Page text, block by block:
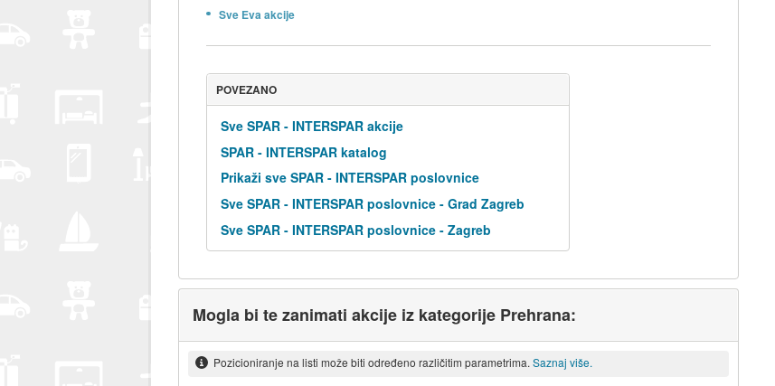
Sve Eva akcije
POVEZANO
Sve SPAR - INTERSPAR akcije
SPAR - INTERSPAR katalog
Prikaži sve SPAR - INTERSPAR poslovnice
Sve SPAR - INTERSPAR poslovnice - Grad Zagreb
Sve SPAR - INTERSPAR poslovnice - Zagreb
Mogla bi te zanimati akcije iz kategorije Prehrana:
Pozicioniranje na listi može biti određeno različitim parametrima. Saznaj više.